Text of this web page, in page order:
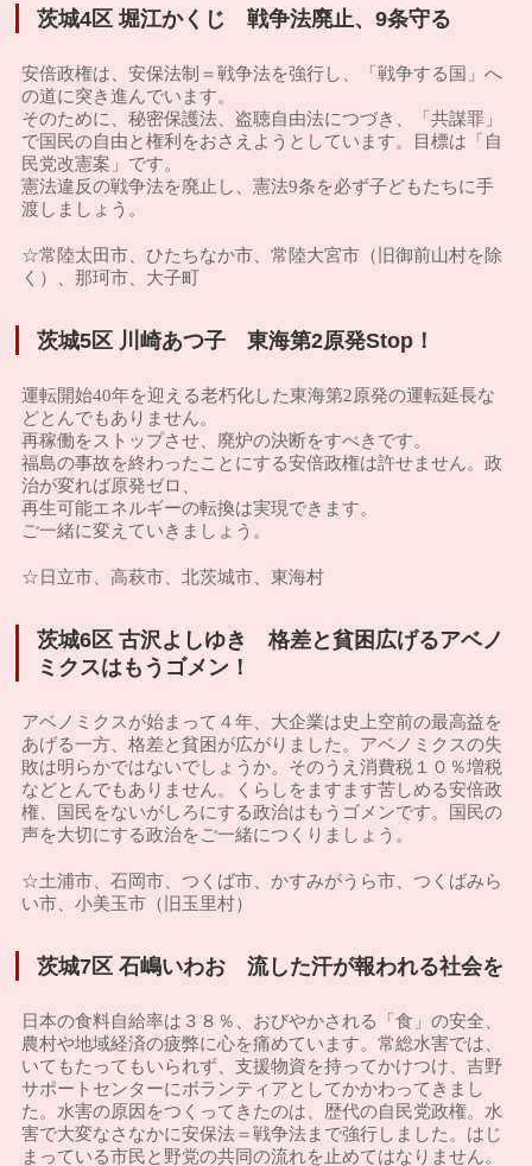
茨城4区 堀江かくじ 戦争法廃止、9条守る
安倍政権は、安保法制＝戦争法を強行し、「戦争する国」へ
の道に突き進んでいます。
そのために、秘密保護法、盗聴自由法につづき、「共謀罪」
で国民の自由と権利をおさえようとしています。目標は「自
民党改憲案」です。
憲法違反の戦争法を廃止し、憲法9条を必ず子どもたちに手
渡しましょう。
☆常陸太田市、ひたちなか市、常陸大宮市（旧御前山村を除
く）、那珂市、大子町
茨城5区 川崎あつ子 東海第2原発Stop！
運転開始40年を迎える老朽化した東海第2原発の運転延長な
どとんでもありません。
再稼働をストップさせ、廃炉の決断をすべきです。
福島の事故を終わったことにする安倍政権は許せません。政
治が変れば原発ゼロ、
再生可能エネルギーの転換は実現できます。
ご一緒に変えていきましょう。
☆日立市、高萩市、北茨城市、東海村
茨城6区 古沢よしゆき 格差と貧困広げるアベノ
ミクスはもうゴメン！
アベノミクスが始まって４年、大企業は史上空前の最高益を
あげる一方、格差と貧困が広がりました。アベノミクスの失
敗は明らかではないでしょうか。そのうえ消費税１０％増税
などとんでもありません。くらしをますます苦しめる安倍政
権、国民をないがしろにする政治はもうゴメンです。国民の
声を大切にする政治をご一緒につくりましょう。
☆土浦市、石岡市、つくば市、かすみがうら市、つくばみら
い市、小美玉市（旧玉里村）
茨城7区 石嶋いわお 流した汗が報われる社会を
日本の食料自給率は３８％、おびやかされる「食」の安全、
農村や地域経済の疲弊に心を痛めています。常総水害では、
いてもたってもいられず、支援物資を持ってかけつけ、吉野
サポートセンターにボランティアとしてかかわってきまし
た。水害の原因をつくってきたのは、歴代の自民党政権。水
害で大変なさなかに安保法＝戦争法まで強行しました。はじ
まっている市民と野党の共同の流れを止めてはなりません。